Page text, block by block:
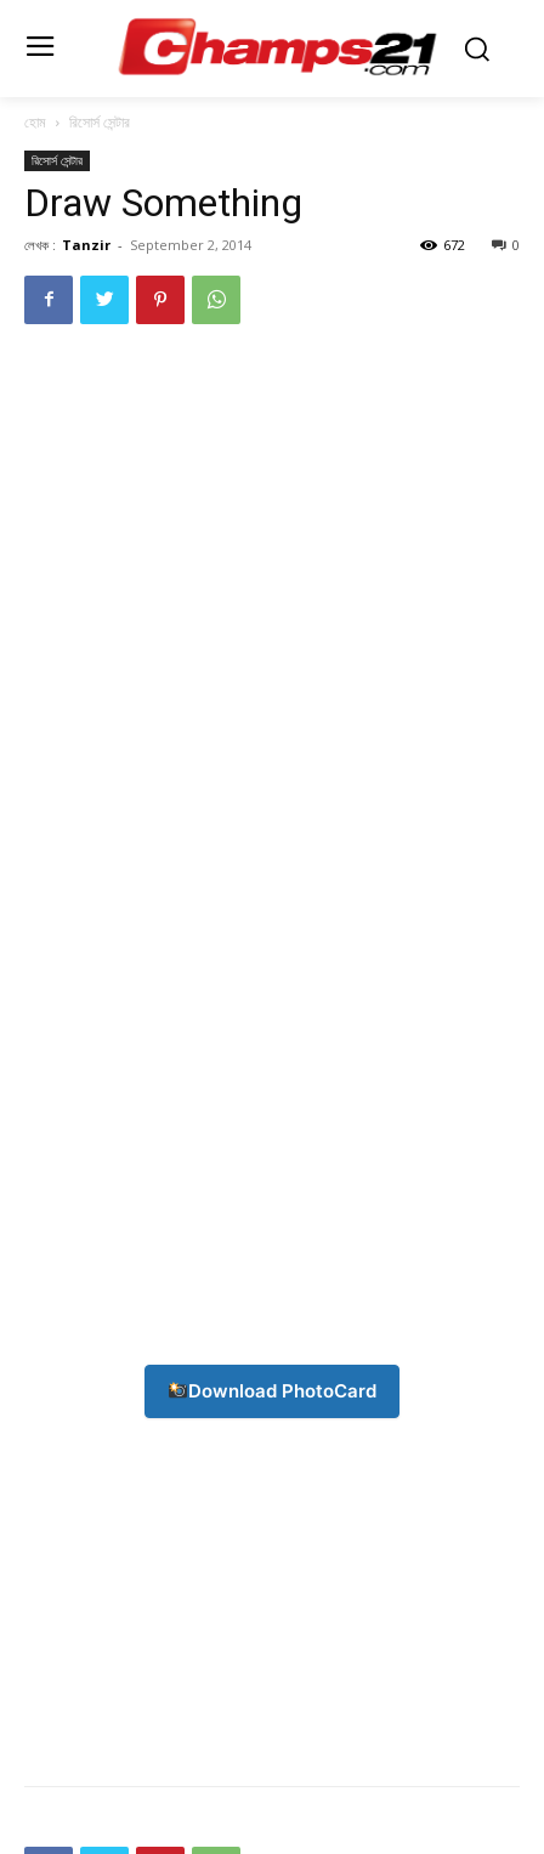
হোম রিসোর্স সেন্টার
রিসোর্স সেন্টার
Draw Something
লেখক : Tanzir - September 2, 2014 0
672
Download PhotoCard